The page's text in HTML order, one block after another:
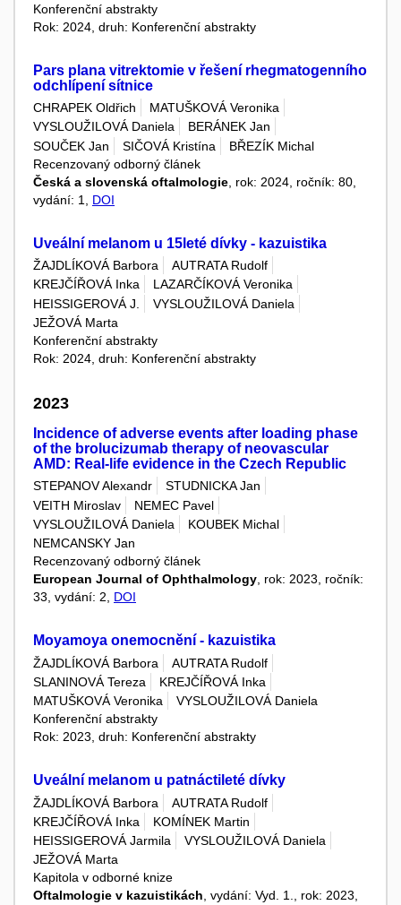
Konferenční abstrakty
Rok: 2024, druh: Konferenční abstrakty
Pars plana vitrektomie v řešení rhegmatogenního
odchlípení sítnice
CHRAPEK Oldřich
MATUŠKOVÁ Veronika
VYSLOUŽILOVÁ Daniela
BERÁNEK Jan
SOUČEK Jan
SIČOVÁ Kristína
BŘEZÍK Michal
Recenzovaný odborný článek
Česká a slovenská oftalmologie , rok: 2024, ročník: 80,
vydání: 1, DOI
Uveální melanom u 15leté dívky - kazuistika
ŽAJDLÍKOVÁ Barbora
AUTRATA Rudolf
KREJČÍŘOVÁ Inka
LAZARČÍKOVÁ Veronika
HEISSIGEROVÁ J.
VYSLOUŽILOVÁ Daniela
JEŽOVÁ Marta
Konferenční abstrakty
Rok: 2024, druh: Konferenční abstrakty
2023
Incidence of adverse events after loading phase
of the brolucizumab therapy of neovascular
AMD: Real-life evidence in the Czech Republic
STEPANOV Alexandr
STUDNICKA Jan
VEITH Miroslav
NEMEC Pavel
VYSLOUŽILOVÁ Daniela
KOUBEK Michal
NEMCANSKY Jan
Recenzovaný odborný článek
European Journal of Ophthalmology, rok: 2023, ročník:
33, vydání: 2, DOI
Moyamoya onemocnění - kazuistika
ŽAJDLÍKOVÁ Barbora
AUTRATA Rudolf
SLANINOVÁ Tereza
KREJČÍŘOVÁ Inka
MATUŠKOVÁ Veronika
VYSLOUŽILOVÁ Daniela
Konferenční abstrakty
Rok: 2023, druh: Konferenční abstrakty
Uveální melanom u patnáctileté dívky
ŽAJDLÍKOVÁ Barbora
AUTRATA Rudolf
KREJČÍŘOVÁ Inka
KOMÍNEK Martin
HEISSIGEROVÁ Jarmila
VYSLOUŽILOVÁ Daniela
JEŽOVÁ Marta
Kapitola v odborné knize
Oftalmologie v kazuistikách, vydání: Vyd. 1., rok: 2023,